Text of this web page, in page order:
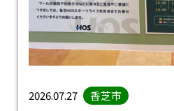
2026.07.27
香芝市